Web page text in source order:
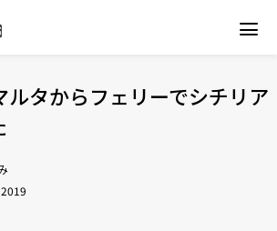
ルタからフェリーでシチリア